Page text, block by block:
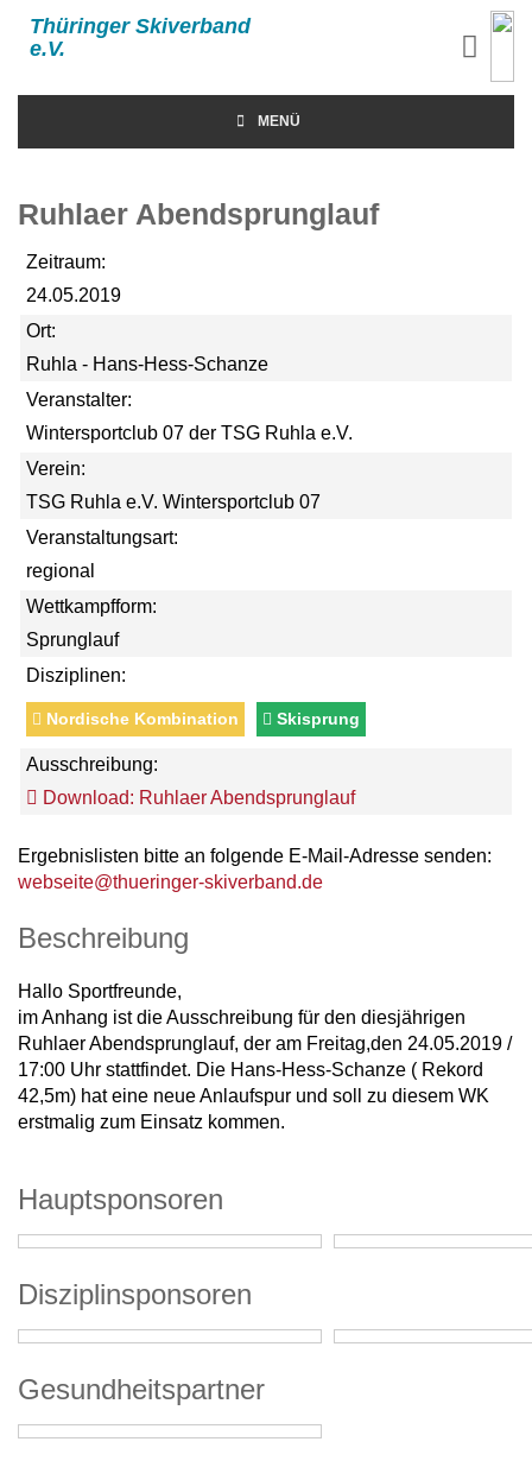
Thüringer Skiverband
e.V.
MENÜ
Ruhlaer Abendsprunglauf
Zeitraum:
24.05.2019
Ort:
Ruhla - Hans-Hess-Schanze
Veranstalter:
Wintersportclub 07 der TSG Ruhla e.V.
Verein:
TSG Ruhla e.V. Wintersportclub 07
Veranstaltungsart:
regional
Wettkampfform:
Sprunglauf
Disziplinen:
Nordische Kombination Skisprung
Ausschreibung:
Download: Ruhlaer Abendsprunglauf
Ergebnislisten bitte an folgende E-Mail-Adresse senden:
webseite@thueringer-skiverband.de
Beschreibung
Hallo Sportfreunde,
im Anhang ist die Ausschreibung für den diesjährigen
Ruhlaer Abendsprunglauf, der am Freitag,den 24.05.2019 /
17:00 Uhr stattfindet. Die Hans-Hess-Schanze ( Rekord
42,5m) hat eine neue Anlaufspur und soll zu diesem WK
erstmalig zum Einsatz kommen.
Hauptsponsoren
Disziplinsponsoren
Gesundheitspartner